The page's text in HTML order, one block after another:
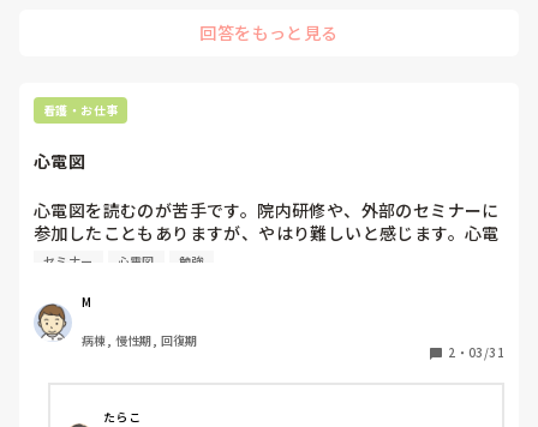
回答をもっと見る
看護・お仕事
心電図
心電図を読むのが苦手です。院内研修や、外部のセミナーに
参加したこともありますが、やはり難しいと感じます。心電
図を覚える方法にコツなどはありますか？ご教示お願いいた
セミナー 心電図 勉強
M
病棟, 慢性期, 回復期
2 ・ 03/31
たらこ